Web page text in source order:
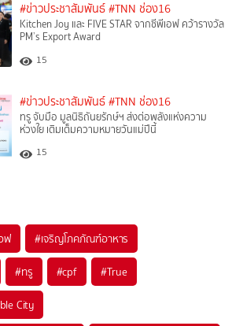
#ข่าวประชาสัมพันธ์ #TNN ช่อง16
Kitchen Joy และ FIVE STAR จากซีพีเอฟ คว้ารางวัล
PM’s Export Award
15
#ข่าวประชาสัมพันธ์ #TNN ช่อง16
ทรู จับมือ มูลนิธิถันยรักษ์ฯ ส่งต่อพลังแห่งความ
ห่วงใย เติมเต็มความหมายวันแม่ปีนี้
15
ฟ #เจริญโภคภัณฑ์อาหาร
#ทรู #cpf #True
City